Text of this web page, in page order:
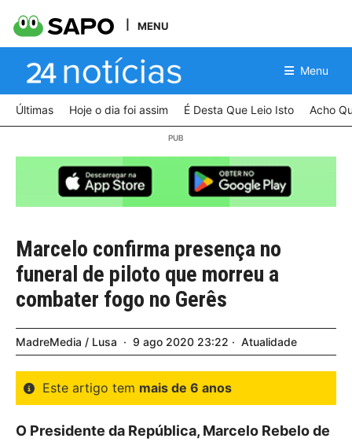
MENU
Menu
Últimas Hoje o dia foi assim É Desta Que Leio Isto Acho
Marcelo confirma presença no
funeral de piloto que morreu a
combater fogo no Gerês
MadreMedia / Lusa 9 ago 2020 23:22 Atualidade
Este artigo tem mais de 6 anos
O Presidente da República, Marcelo Rebelo de